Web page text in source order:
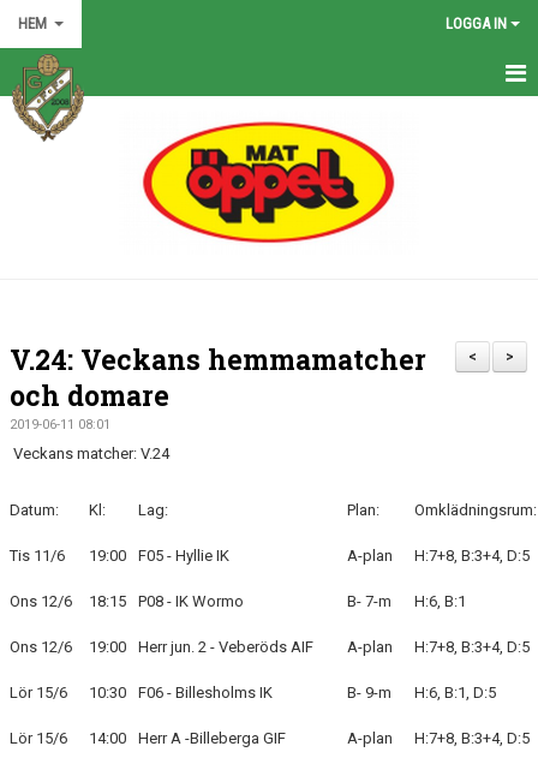
HEM LOGGA IN
HEM
KALENDER
BILDGALLERI
KLÄDKOLLEKTION
FOTBOLLSSKOLAN 2026
>
<
V.24: Veckans hemmamatcher
och domare
2019-06-11 08:01
Veckans matcher: V.24
Datum: Kl: Lag: Plan: Omklädningsrum:
Tis 11/6 19:00 F05 - Hyllie IK A-plan H:7+8, B:3+4, D:5
Ons 12/6 18:15 P08 - IK Wormo B- 7-m H:6, B:1
Ons 12/6 19:00 Herr jun. 2 - Veberöds AIF A-plan H:7+8, B:3+4, D:5
Lör 15/6 10:30 F06 - Billesholms IK B- 9-m H:6, B:1, D:5
Lör 15/6 14:00 Herr A -Billeberga GIF A-plan H:7+8, B:3+4, D:5